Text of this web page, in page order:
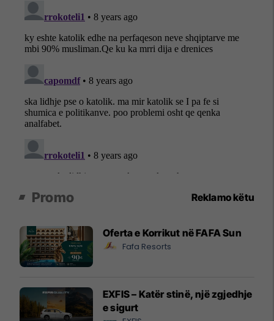
Promo Reklamo këtu
Oferta e Korrikut në FAFA Sun
Fafa Resorts
EXFIS – Katër stinë, një zgjedhje
e sigurt